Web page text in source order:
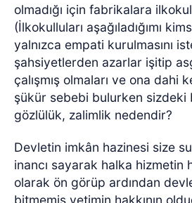
olmadığı için fabrikalara
(İlkokulluları aşağıladığımı
yalnızca empati kurulmasını
şahsiyetlerden azarlar işitip
çalışmış olmaları ve ona dahi
şükür sebebi bulurken sizdeki
gözlülük, zalimlik nedendir?
Devletin imkân hazinesi size
inancı sayarak halka hizmetin
olarak ön görüp ardından
bitmemiş yetimin hakkının